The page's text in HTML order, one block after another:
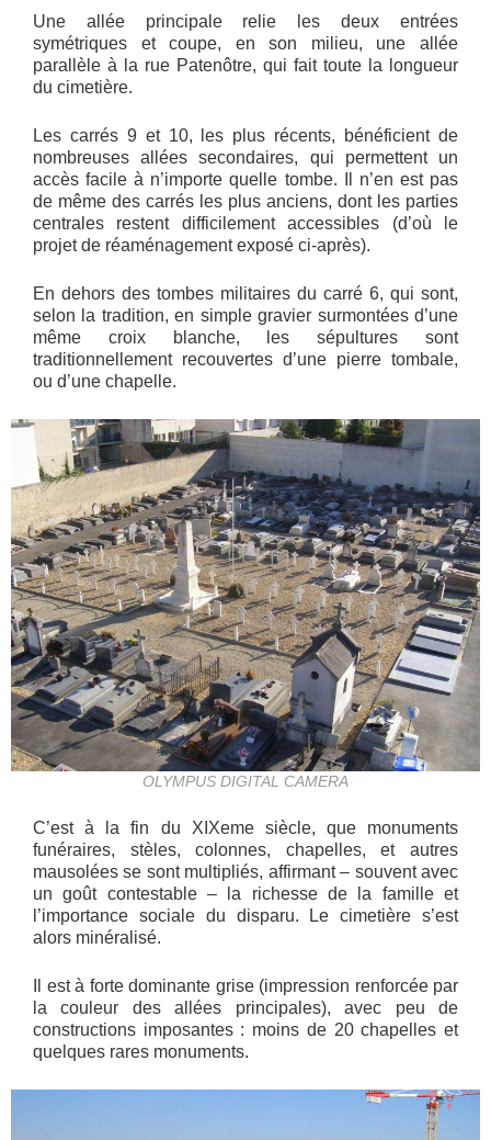
Une allée principale relie les deux entrées
symétriques et coupe, en son milieu, une allée
parallèle à la rue Patenôtre, qui fait toute la longueur
du cimetière.
Les carrés 9 et 10, les plus récents, bénéficient de
nombreuses allées secondaires, qui permettent un
accès facile à n’importe quelle tombe. Il n’en est pas
de même des carrés les plus anciens, dont les parties
centrales restent difficilement accessibles (d’où le
projet de réaménagement exposé ci-après).
En dehors des tombes militaires du carré 6, qui sont,
selon la tradition, en simple gravier surmontées d’une
même croix blanche, les sépultures sont
traditionnellement recouvertes d’une pierre tombale,
ou d’une chapelle.
OLYMPUS DIGITAL CAMERA
C’est à la fin du XIXeme siècle, que monuments
funéraires, stèles, colonnes, chapelles, et autres
mausolées se sont multipliés, affirmant – souvent avec
un goût contestable – la richesse de la famille et
l’importance sociale du disparu. Le cimetière s’est
alors minéralisé.
Il est à forte dominante grise (impression renforcée par
la couleur des allées principales), avec peu de
constructions imposantes : moins de 20 chapelles et
quelques rares monuments.